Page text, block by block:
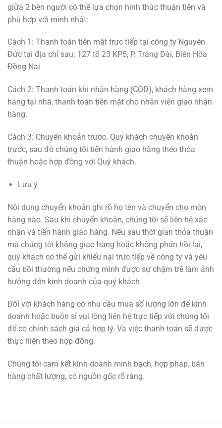
giữa 2 bên người có thể lựa chọn hình thức thuận tiện và
phù hợp với mình nhất:
Cách 1: Thanh toán tiền mặt trực tiếp tại công ty Nguyên
Đức tại địa chỉ sau: 127 tổ 23 KP5, P. Trảng Dài, Biên Hòa
Đồng Nai
Cách 2: Thanh toán khi nhận hàng (COD), khách hàng xem
hàng tại nhà, thanh toán tiền mặt cho nhân viên giao nhận
hàng.
Cách 3: Chuyển khoản trước. Quý khách chuyển khoản
trước, sau đó chúng tôi tiến hành giao hàng theo thỏa
thuận hoặc hợp đồng với Quý khách.
Lưu ý
Nội dung chuyển khoản ghi rõ họ tên và chuyển cho món
hàng nào. Sau khi chuyển khoản, chúng tôi sẽ liên hệ xác
nhận và tiến hành giao hàng. Nếu sau thời gian thỏa thuận
mà chúng tôi không giao hàng hoặc không phản hồi lại,
quý khách có thể gửi khiếu nại trực tiếp về công ty và yêu
cầu bồi thường nếu chứng minh được sự chậm trễ làm ảnh
hưởng đến kinh doanh của quý khách.
Đối với khách hàng có nhu cầu mua số lượng lớn để kinh
doanh hoặc buôn sỉ vui lòng liên hệ trực tiếp với chúng tôi
để có chính sách giá cả hợp lý. Và việc thanh toán sẽ được
thực hiện theo hợp đồng.
Chúng tôi cam kết kinh doanh minh bạch, hợp pháp, bán
hàng chất lượng, có nguồn gốc rõ ràng.